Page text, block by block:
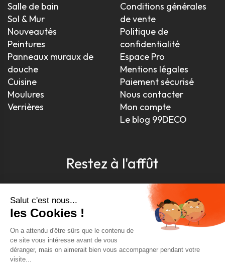
Salle de bain
Sol & Mur
Nouveautés
Peintures
Panneaux muraux de
douche
Cuisine
Moulures
Verrières
Conditions générales
de vente
Politique de
confidentialité
Espace Pro
Mentions légales
Paiement sécurisé
Nous contacter
Mon compte
Le blog 99DECO
Restez à l'affût
Pour être toujours au courant, inscrivez-vous à
notre newsletter